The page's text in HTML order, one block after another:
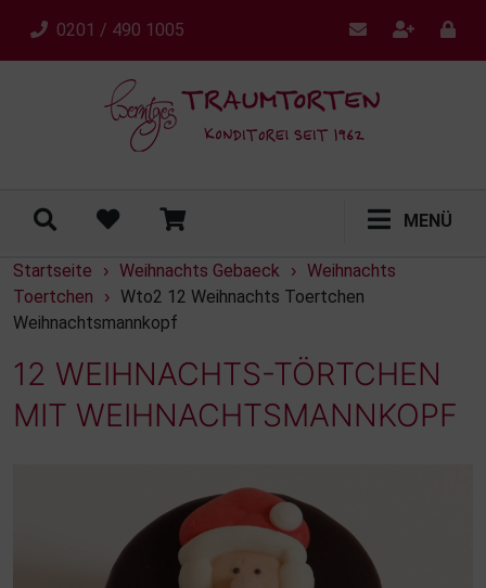
0201 / 490 1005
MENÜ
Startseite › Weihnachts Gebaeck › Weihnachts
Toertchen
› Wto2 12 Weihnachts Toertchen
Weihnachtsmannkopf
12 WEIHNACHTS-TÖRTCHEN
MIT WEIHNACHTSMANNKOPF